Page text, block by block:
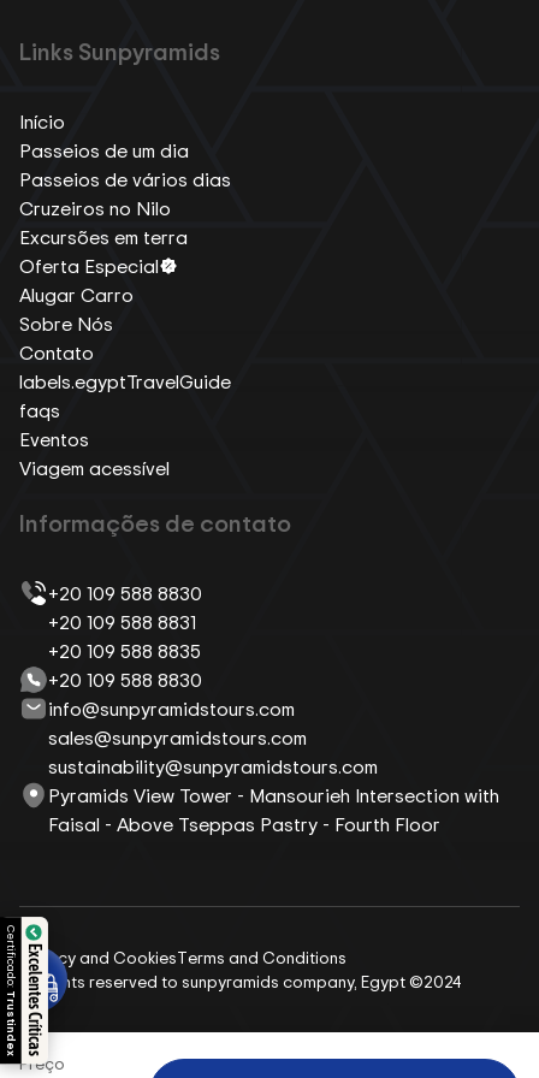
Preço
Links Sunpyramids
Início
Passeios de um dia
Passeios de vários dias
Cruzeiros no Nilo
Excursões em terra
Oferta Especial
Alugar Carro
Sobre Nós
Contato
labels.egyptTravelGuide
faqs
Eventos
Viagem acessível
Informações de contato
+20 109 588 8830
+20 109 588 8831
+20 109 588 8835
+20 109 588 8830
info@sunpyramidstours.com
sales@sunpyramidstours.com
sustainability@sunpyramidstours.com
Pyramids View Tower - Mansourieh Intersection with
Faisal - Above Tseppas Pastry - Fourth Floor
All rights reserved to sunpyramids company, Egypt ©2024
Privacy and CookiesTerms and Conditions
Excelentes Críticas
Certificado:
Trustindex